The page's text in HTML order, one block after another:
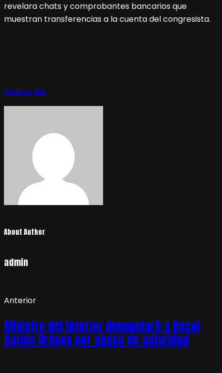
revelara chats y comprobantes bancarios que
muestran transferencias a la cuenta del congresista.
Source link
About Author
admin
Anterior
Ministro del Interior denunciará a fiscal
Carlos Ordaya por abuso de autoridad